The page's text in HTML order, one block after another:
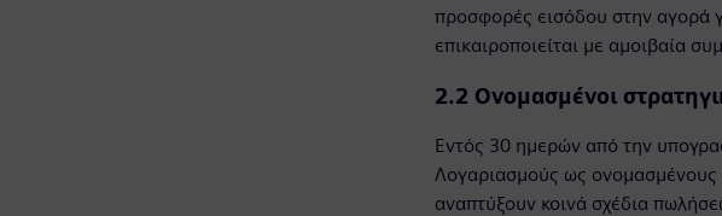
προσφορές εισόδου στην αγορά
επικαιροποιείται με αμοιβαία
2.2 Ονομασμένοι
Εντός 30 ημερών από την
Λογαριασμούς ως ονομασμένους
αναπτύξουν κοινά σχέδια